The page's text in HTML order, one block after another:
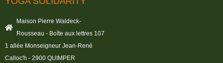
Maison Pierre Waldeck-
Rousseau - Boîte aux lettres 107
1 allée Monseigneur Jean-René
Calloc'h - 2900 QUIMPER